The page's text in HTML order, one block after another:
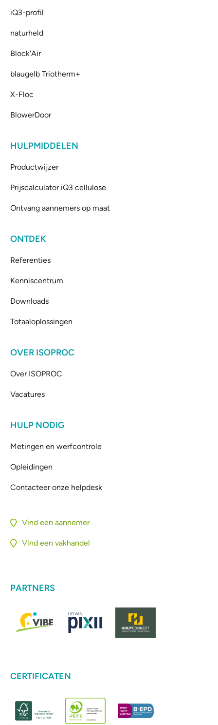
iQ3-profil
naturheld
Block'Air
blaugelb Triotherm+
X-Floc
BlowerDoor
HULPMIDDELEN
Productwijzer
Prijscalculator iQ3 cellulose
Ontvang aannemers op maat
ONTDEK
Referenties
Kenniscentrum
Downloads
Totaaloplossingen
OVER ISOPROC
Over ISOPROC
Vacatures
HULP NODIG
Metingen en werfcontrole
Opleidingen
Contacteer onze helpdesk
Vind een aannemer
Vind een vakhandel
PARTNERS
CERTIFICATEN